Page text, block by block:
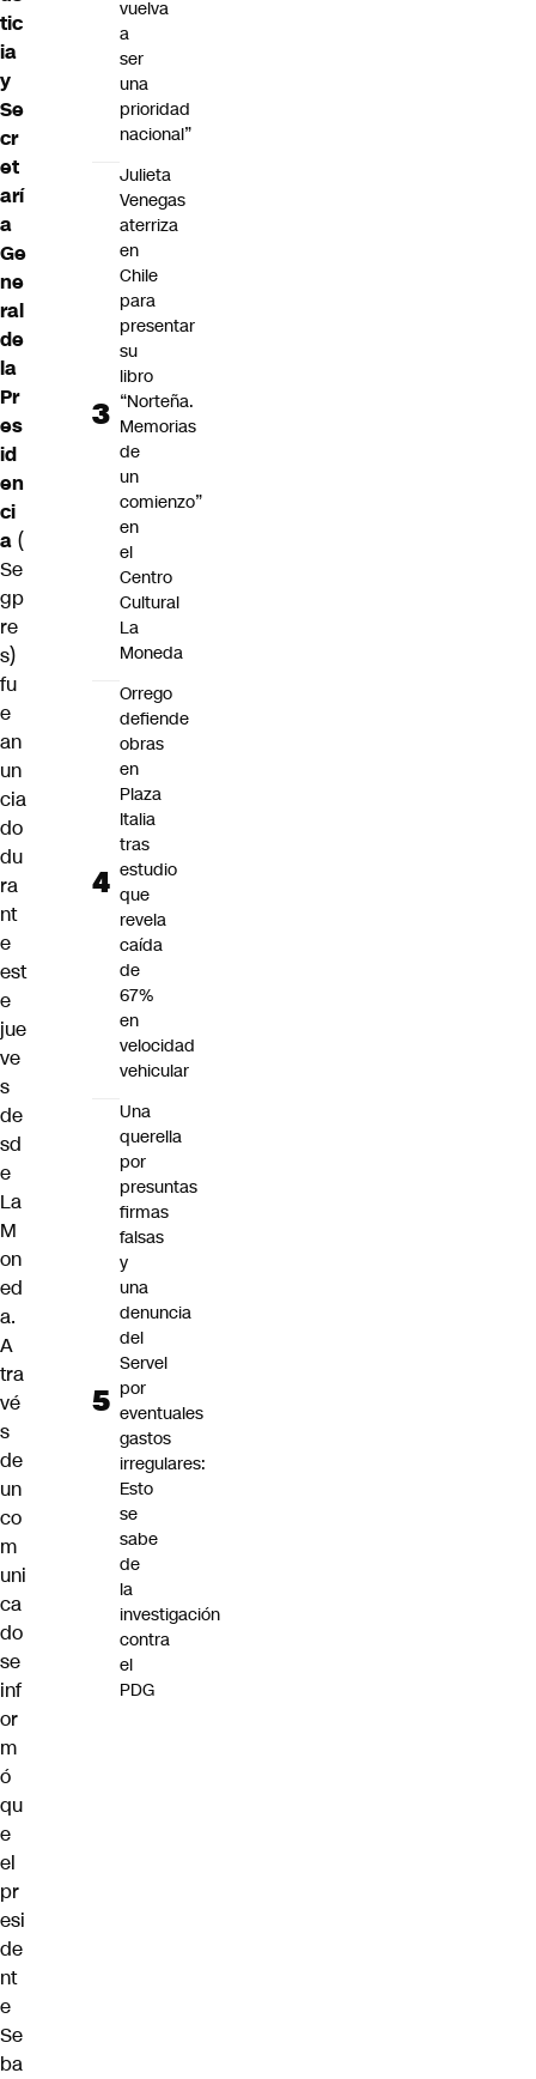
tic
ia
y
Se
cr
et
arí
a
Ge
ne
ral
de
la
Pr
es
id
en
ci
a (
Se
gp
re
s)
fu
e
an
un
cia
do
du
ra
nt
e
est
e
jue
ve
s
de
sd
e
La
M
on
ed
a.
A
tra
vé
s
de
un
co
m
uni
ca
do
se
inf
or
m
ó
qu
e
el
pr
esi
de
nt
e
Se
ba
vuelva
a
ser
una
prioridad
nacional”
Julieta
Venegas
aterriza
en
Chile
para
presentar
su
libro
“Norteña.
Memorias
de
un
comienzo”
en
el
Centro
Cultural
La
Moneda
Orrego
defiende
obras
en
Plaza
Italia
tras
estudio
que
revela
caída
de
67%
en
velocidad
vehicular
Una
querella
por
presuntas
firmas
falsas
y
una
denuncia
del
Servel
por
eventuales
gastos
irregulares:
Esto
se
sabe
de
la
investigación
contra
el
PDG